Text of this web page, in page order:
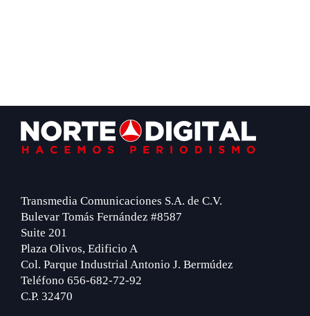
Footer
Transmedia Comunicaciones S.A. de C.V.
Bulevar Tomás Fernández #8587
Suite 201
Plaza Olivos, Edificio A
Col. Parque Industrial Antonio J. Bermúdez
Teléfono 656-682-72-92
C.P. 32470